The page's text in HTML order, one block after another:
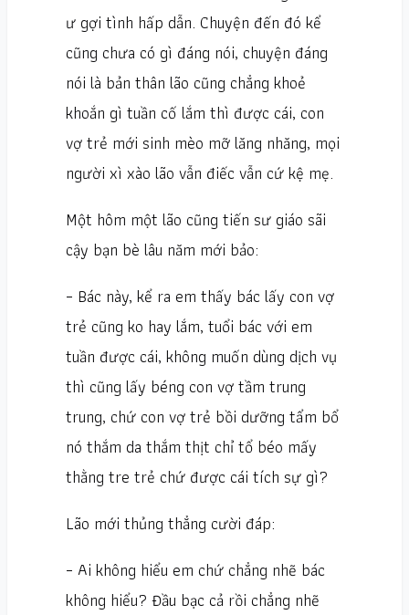
ư gợi tình hấp dẫn. Chuyện đến đó kể
cũng chưa có gì đáng nói, chuyện đáng
nói là bản thân lão cũng chẳng khoẻ
khoắn gì tuần cố lắm thì được cái, con
vợ trẻ mới sinh mèo mỡ lăng nhăng, mọi
người xì xào lão vẫn điếc vẫn cứ kệ mẹ.
Một hôm một lão cũng tiến sư giáo sãi
cậy bạn bè lâu năm mới bảo:
– Bác này, kể ra em thấy bác lấy con vợ
trẻ cũng ko hay lắm, tuổi bác với em
tuần được cái, không muốn dùng dịch vụ
thì cũng lấy béng con vợ tầm trung
trung, chứ con vợ trẻ bồi dưỡng tẩm bổ
nó thắm da thắm thịt chỉ tổ béo mấy
thằng tre trẻ chứ được cái tích sự gì?
Lão mới thủng thẳng cười đáp:
– Ai không hiểu em chứ chẳng nhẽ bác
không hiểu? Đầu bạc cả rồi chẳng nhẽ